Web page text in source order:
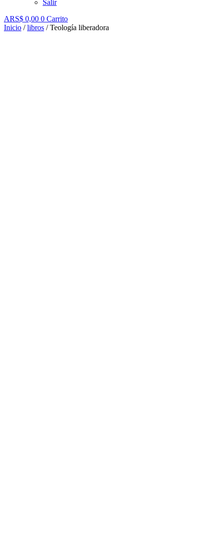
Salir
ARS$ 0,00 0 Carrito
Inicio /libros / Teología liberadora